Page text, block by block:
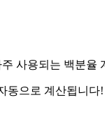
사용되는 백분
동으로 계산됩니다!